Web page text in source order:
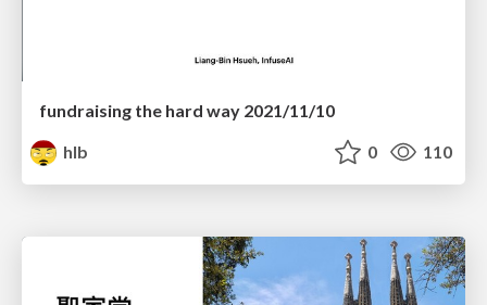
fundraising the hard way 2021/11/10
hlb
0 110